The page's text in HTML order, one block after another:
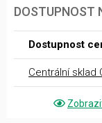
DOSTUPNOST
Dostupnost
Centrální sklad